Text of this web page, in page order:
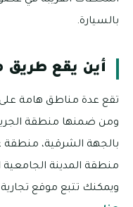
بالسيارة.
أين يقع طريق
تقع عدة مناطق هامة
ومن ضمنها منطقة
بالجهة الشرقية، منطقة
منطقة المدينة الجامعية
ويمكنك تتبع موقع